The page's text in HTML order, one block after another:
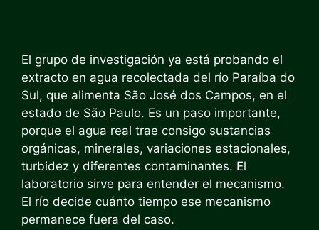
El grupo de investigación ya está probando el
extracto en agua recolectada del río Paraíba do
Sul, que alimenta São José dos Campos, en el
estado de São Paulo. Es un paso importante,
porque el agua real trae consigo sustancias
orgánicas, minerales, variaciones estacionales,
turbidez y diferentes contaminantes. El
laboratorio sirve para entender el mecanismo.
El río decide cuánto tiempo ese mecanismo
permanece fuera del caso.